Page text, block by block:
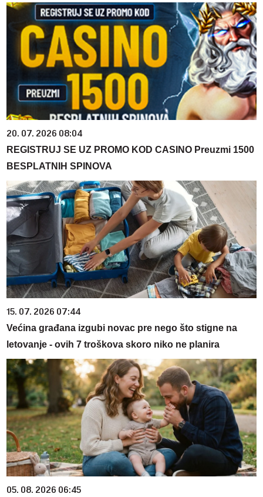
20. 07. 2026 08:04
REGISTRUJ SE UZ PROMO KOD CASINO Preuzmi 1500
BESPLATNIH SPINOVA
15. 07. 2026 07:44
Većina građana izgubi novac pre nego što stigne na
letovanje - ovih 7 troškova skoro niko ne planira
05. 08. 2026 06:45